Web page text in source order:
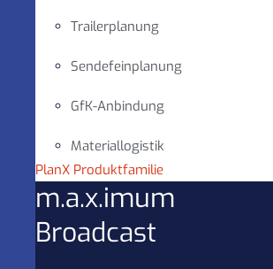
Trailerplanung
Sendefeinplanung
GfK-Anbindung
Materiallogistik
PlanX Produktfamilie
m.a.x.imum
Broadcast